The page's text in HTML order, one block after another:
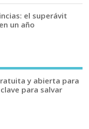
el superávit
un año
y abierta para
para salvar